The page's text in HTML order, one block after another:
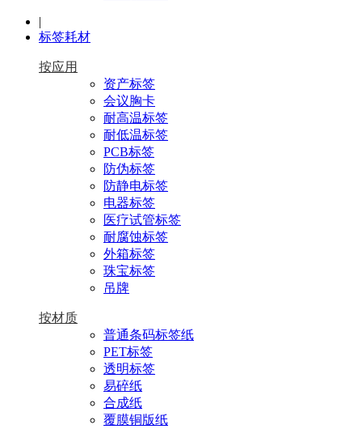
|
标签耗材
按应用
资产标签
会议胸卡
耐高温标签
耐低温标签
PCB标签
防伪标签
防静电标签
电器标签
医疗试管标签
耐腐蚀标签
外箱标签
珠宝标签
吊牌
按材质
普通条码标签纸
PET标签
透明标签
易碎纸
合成纸
覆膜铜版纸